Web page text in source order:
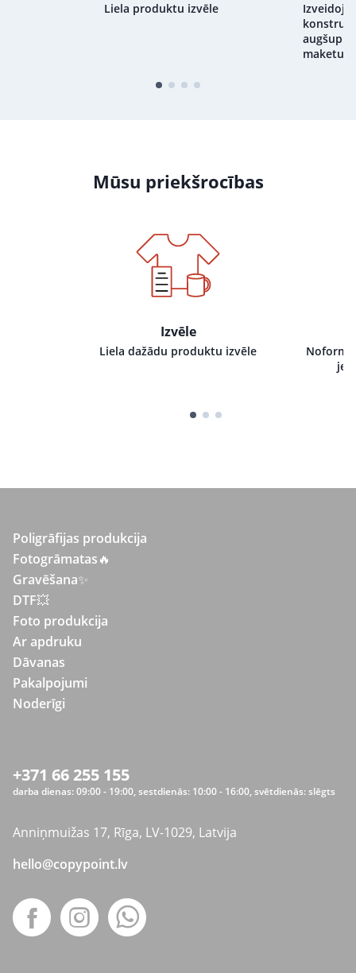
Liela produktu izvēle
maketu
Mūsu priekšrocības
Izvēle
Liela dažādu produktu izvēle
Poligrāfijas produkcija
Fotogrāmatas🔥
Gravēšana✨
DTF💥
Foto produkcija
Ar apdruku
Dāvanas
Pakalpojumi
Noderīgi
+371 66 255 155
darba dienas: 09:00 - 19:00, sestdienās: 10:00 - 16:00, svētdienās: slēgts
Anniņmuižas 17, Rīga, LV-1029, Latvija
hello@copypoint.lv